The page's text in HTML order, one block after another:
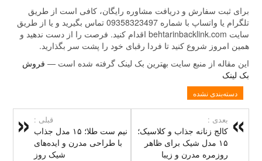
برای ثبت سفارش و دریافت مشاوره رایگان، کافی است از طریق
تلگرام یا واتساپ با شماره 09358323497 تماس بگیرید و یا از طریق
سایت behtarinbacklink.com اقدام کنید. فرصت را از دست ندهید و
همین امروز شروع کنید تا فردا رقبای خود را پشت سر بگذارید.
این مقاله از منبع سایت بهترین بک لینک گرفته شده است — فروش
بک لینک
دسته‌بندی نشده
قبلی :
نیم ست طلا؛ ۱۵ مدل جذاب
با طراحی مدرن و ایده‌های
شیک روز
بعدی :
کالج زنانه جذاب و کلاسیک؛
۱۵ مدل شیک برای ظاهر
روزمره مدرن و زیبا